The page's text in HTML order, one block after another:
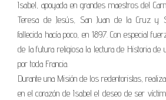
Isabel, apoyada en grandes maestros del
Teresa de Jesús, San Juan de la Cruz y
fallecida hacía poco, en 1897. Con especial
de la futura religiosa la lectura de Historia de
por toda Francia.
Durante una Misión de los redentoristas,
en el corazón de Isabel el deseo de ser